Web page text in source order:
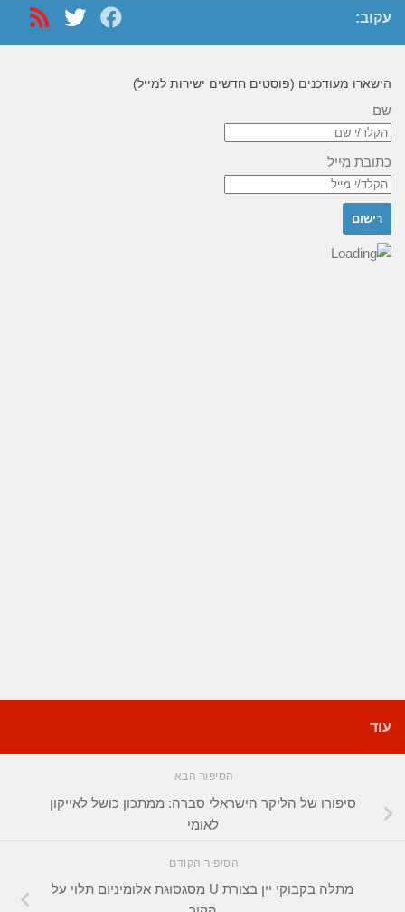
עקוב:
הישארו מעודכנים (פוסטים חדשים ישירות למייל)
שם
כתובת מייל
עוד
הסיפור הבא
סיפורו של הליקר הישראלי סברה: ממתכון כושל לאייקון
לאומי
הסיפור הקודם
מתלה בקבוקי יין בצורת U מסגסוגת אלומיניום תלוי על